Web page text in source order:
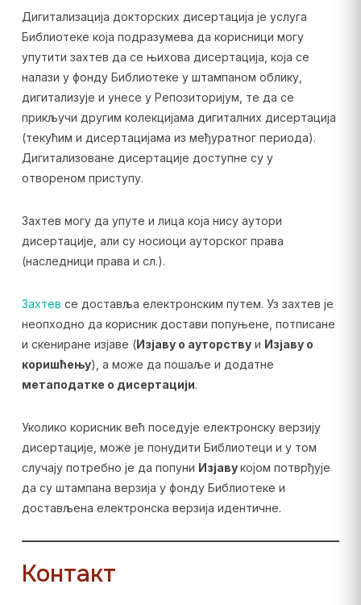
Дигитализација докторских дисертација је услуга
Библиотеке која подразумева да корисници могу
упутити захтев да се њихова дисертација, која се
налази у фонду Библиотеке у штампаном облику,
дигитализује и унесе у Репозиторијум, те да се
прикључи другим колекцијама дигиталних дисертација
(текућим и дисертацијама из међуратног периода).
Дигитализоване дисертације доступне су у
отвореном приступу.
Захтев могу да упуте и лица која нису аутори
дисертације, али су носиоци ауторског права
(наследници права и сл.).
Захтев се доставља електронским путем. Уз захтев је
неопходно да корисник достави попуњене, потписане
и скениране изјаве (Изјаву о ауторствуи Изјаву о
коришћењу), а може да пошаље и додатне
метаподатке о дисертацији.
Уколико корисник већ поседује електронску верзију
дисертације, може је понудити Библиотеци и у том
случају потребно је да попуни Изјавукојом потврђује
да су штампана верзија у фонду Библиотеке и
достављена електронска верзија идентичне.
Контакт